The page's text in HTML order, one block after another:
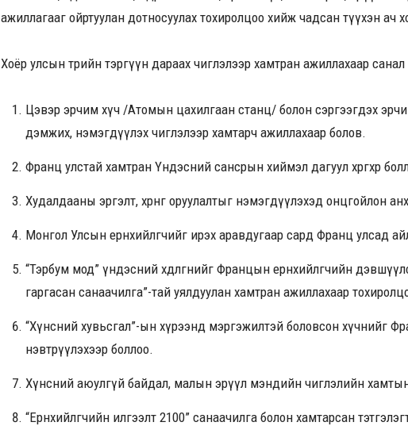
ажиллагааг ойртуулан дотносуулах тохиролцоо хийж чадсан түүхэн ач
Хоёр улсын төрийн тэргүүн дараах чиглэлээр хамтран ажиллахаар
Цэвэр эрчим хүч /Атомын цахилгаан станц/ болон сэргээгдэх
дэмжих, нэмэгдүүлэх чиглэлээр хамтарч ажиллахаар болов.
Франц улстай хамтран Үндэсний сансрын хиймэл дагуул хөөргөхөөр
Худалдааны эргэлт, хөрөнгө оруулалтыг нэмэгдүүлэхэд онцгойлон
Монгол Улсын ерөнхийлөгчийг ирэх аравдугаар сард Франц улсад
“Тэрбум мод” үндэсний хөдөлгөөнийг Францын ерөнхийлөгчийн
гаргасан санаачилга”-тай уялдуулан хамтран ажиллахаар
“Хүнсний хувьсгал”-ын хүрээнд мэргэжилтэй боловсон хүчнийг
нэвтрүүлэхээр боллоо.
Хүнсний аюулгүй байдал, малын эрүүл мэндийн чиглэлийн
“Ерөнхийлөгчийн илгээлт 2100” санаачилга болон хамтарсан тэтгэлэгт